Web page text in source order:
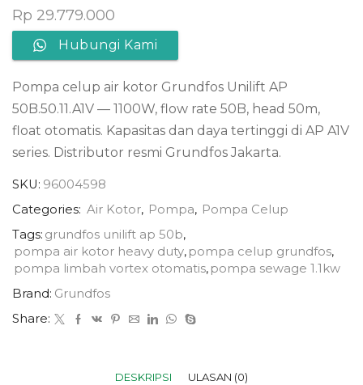
Rp 29.779.000
Hubungi Kami
Pompa celup air kotor Grundfos Unilift AP
50B.50.11.A1V — 1100W, flow rate 50B, head 50m,
float otomatis. Kapasitas dan daya tertinggi di AP A1V
series. Distributor resmi Grundfos Jakarta.
SKU: 96004598
Categories: Air Kotor, Pompa, Pompa Celup
Tags: grundfos unilift ap 50b,
pompa air kotor heavy duty,pompa celup grundfos,
pompa limbah vortex otomatis,pompa sewage 1.1kw
Brand: Grundfos
Share:
DESKRIPSI ULASAN (0)